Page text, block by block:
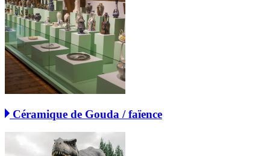
Céramique de Gouda / faïence